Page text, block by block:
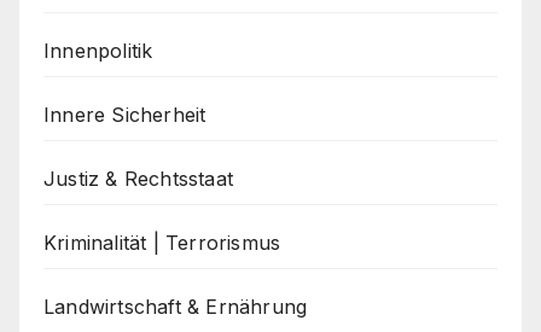
Innenpolitik
Innere Sicherheit
Justiz & Rechtsstaat
Kriminalität | Terrorismus
Landwirtschaft & Ernährung